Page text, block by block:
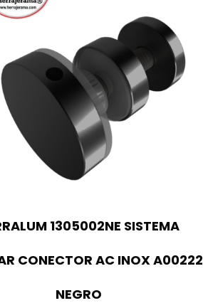
1305002NE SISTEMA
CONECTOR AC INOX A00222
NEGRO